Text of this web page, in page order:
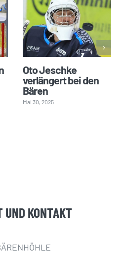
Oto Jeschke
verlängert bei den
Bären
Mai 30, 2025
UND KONTAKT